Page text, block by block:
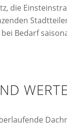
die
Bedarf